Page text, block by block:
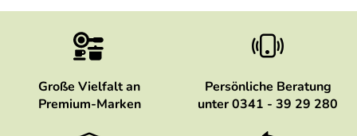
Große Vielfalt an
Premium-Marken
Persönliche Beratung
unter 0341 - 39 29 280